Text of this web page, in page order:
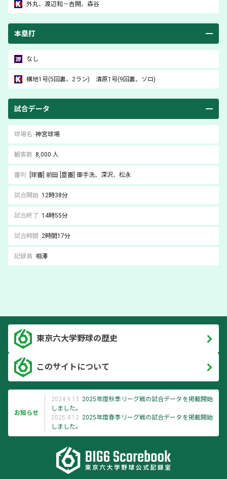
外丸、 渡辺和 －吉開 、 森谷
本塁打
なし
横地1号(5回裏、2ラン) 清原1号(9回裏、ソロ)
試合データ
球場名 神宮球場
観客数 8,000 人
審判 [球審] 前田 [塁審] 御手洗、深沢、松永
試合開始 12時38分
試合終了 14時55分
試合時間 2時間17分
記録員 相澤
東京六大学野球の歴史
このサイトについて
お知らせ
2024.9.13 2025年度秋季リーグ戦の試合データを掲載開始
しました。
2025.4.12 2025年度春季リーグ戦の試合データを掲載開始
しました。